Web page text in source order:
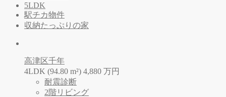
5LDK
駅チカ物件
収納たっぷりの家
高津区千年
4LDK (94.80 m²) 4,880 万円
耐震診断
2階リビング